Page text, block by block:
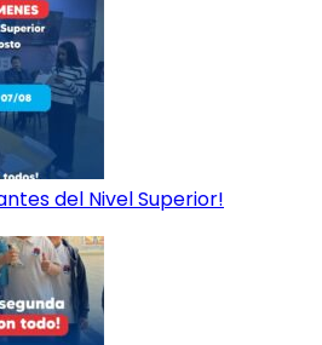
del Nivel Superior!